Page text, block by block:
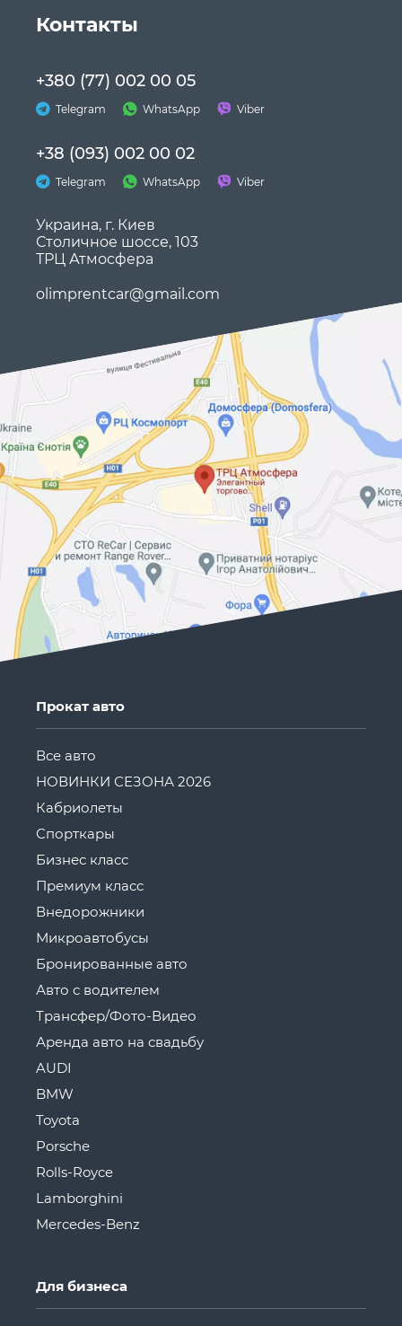
Контакты
+380 (77) 002 00 05
Telegram WhatsApp Viber
+38 (093) 002 00 02
Telegram WhatsApp Viber
Украина, г. Киев
Столичное шоссе, 103
ТРЦ Атмосфера
olimprentcar@gmail.com
Прокат авто
Все авто
НОВИНКИ СЕЗОНА 2026
Кабриолеты
Спорткары
Бизнес класс
Премиум класс
Внедорожники
Микроавтобусы
Бронированные авто
Авто с водителем
Трансфер/Фото-Видео
Аренда авто на свадьбу
AUDI
BMW
Toyota
Porsche
Rolls-Royce
Lamborghini
Mercedes-Benz
Для бизнеса